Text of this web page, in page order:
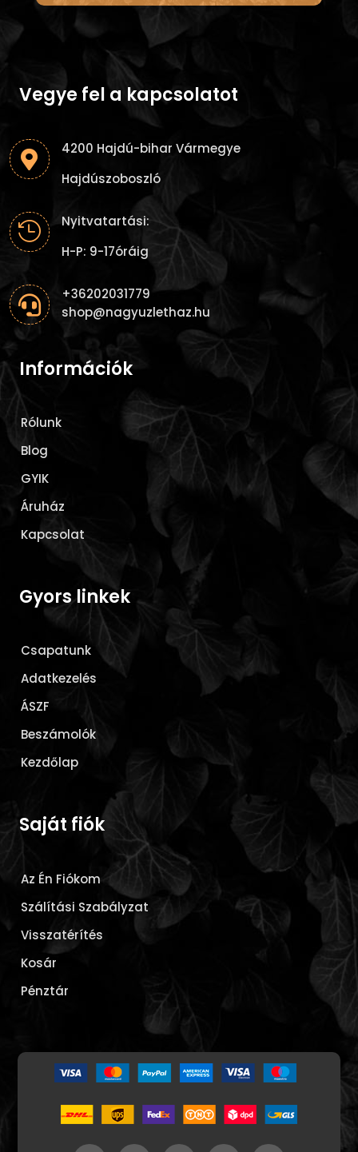
Vegye fel a kapcsolatot

4200 Hajdú-bihar Vármegye
Hajdúszoboszló

Nyitvatartási:
H-P: 9-17óráig

+36202031779
shop@nagyuzlethaz.hu
Információk
Rólunk
Blog
GYIK
Áruház
Kapcsolat
Gyors linkek
Csapatunk
Adatkezelés
ÁSZF
Beszámolók
Kezdőlap
Saját fiók
Az Én Fiókom
Szálítási Szabályzat
Visszatérítés
Kosár
Pénztár